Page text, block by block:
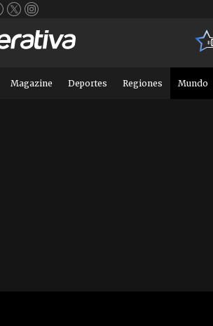
Magazine Deportes Regiones Mundo